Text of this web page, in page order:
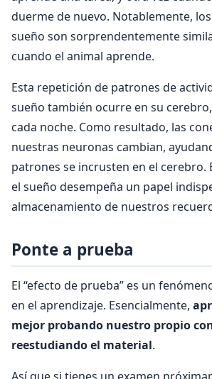
duerme de nuevo. Notablemente,
sueño son sorprendentemente
cuando el animal aprende.
Esta repetición de patrones de
sueño también ocurre en su
cada noche. Como resultado, las
nuestras neuronas cambian,
patrones se incrusten en el cerebro.
el sueño desempeña un papel
almacenamiento de nuestros
Ponte a prueba
El “efecto de prueba” es un
en el aprendizaje. Esencialmente,
mejor probando nuestro propio
reestudiando el material.